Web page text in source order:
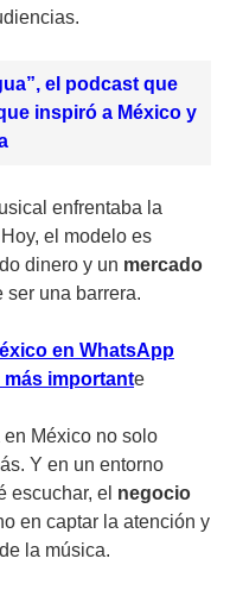
el podcast que
inspiró a México y
enfrentaba la
Hoy, el modelo es
dinero y un mercado
una barrera.
en WhatsApp
importante
México no solo
Y en un entorno
escuchar, el negocio
en captar la atención y
la música.